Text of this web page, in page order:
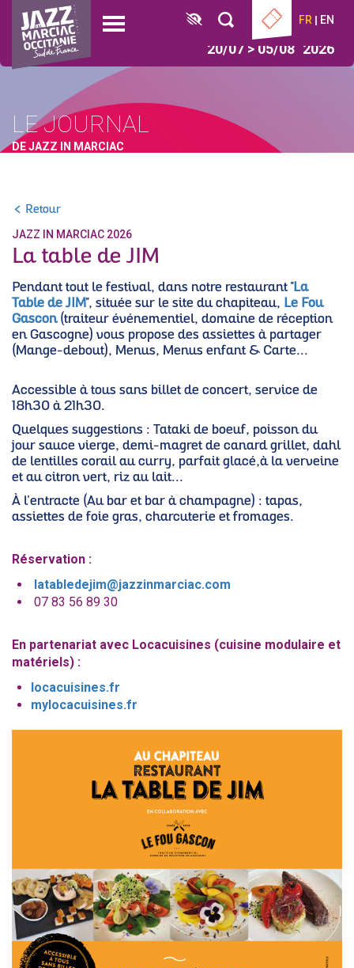
Aller
contenu
principal
Open
FR EN
2026
20/07 > 05/08
LE JOURNAL
DE JAZZ IN MARCIAC
Retour
JAZZ IN MARCIAC 2026
La table de JIM
Pendant tout le festival, dans notre restaurant " La
Table de JIM", située sur le site du chapiteau, Le Fou
Gascon(traiteur événementiel, domaine de réception
en Gascogne) vous propose des assiettes à partager
(Mange-debout), Menus, Menus enfant & Carte...
Accessible à tous sans billet de concert, service de
18h30 à 21h30.
Quelques suggestions : Tataki de boeuf, poisson du
jour sauce vierge, demi-magret de canard grillet, dahl
de lentilles corail au curry, parfait glacé,à la verveine
et au citron vert, riz au lait...
À l'entracte (Au bar et bar à champagne) : tapas,
assiettes de foie gras, charcuterie et fromages.
Réservation :
latabledejim@jazzinmarciac.com
07 83 56 89 30
En partenariat avec Locacuisines (cuisine modulaire et
matériels) :
locacuisines.fr
mylocacuisines.fr
Panneau de gestion des cookies